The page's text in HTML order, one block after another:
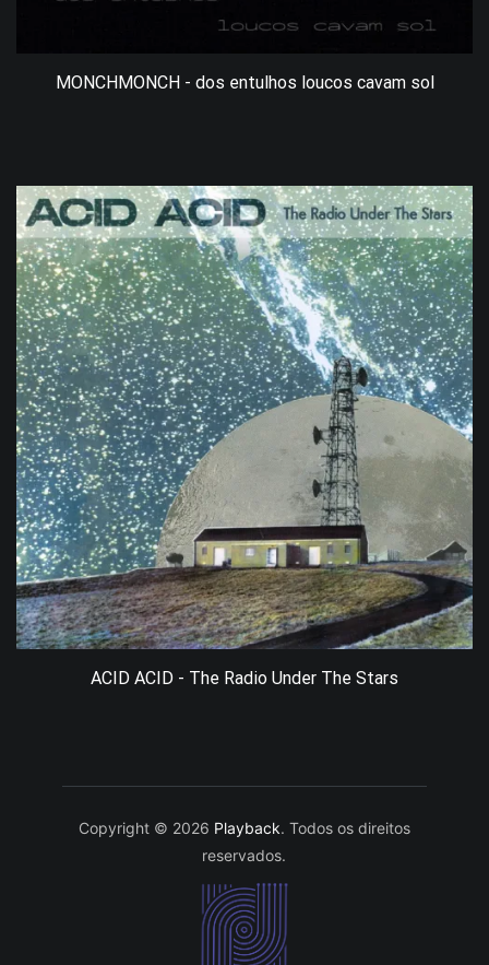
MONCHMONCH - dos entulhos loucos cavam sol
ACID ACID - The Radio Under The Stars
Copyright © 2026 Playback. Todos os direitos
reservados.